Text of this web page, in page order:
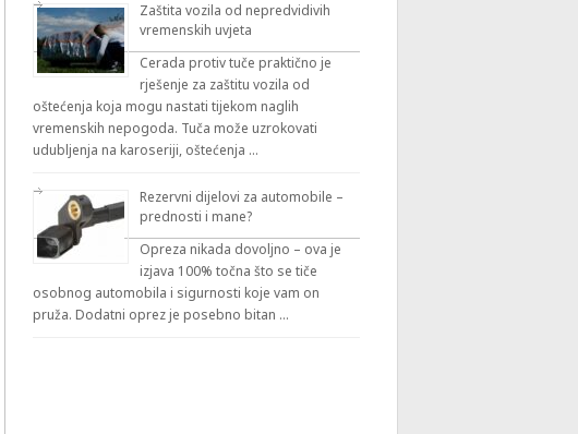
Zaštita vozila od nepredvidivih
vremenskih uvjeta
Cerada protiv tuče praktično je
rješenje za zaštitu vozila od
oštećenja koja mogu nastati tijekom naglih
vremenskih nepogoda. Tuča može uzrokovati
udubljenja na karoseriji, oštećenja …
Rezervni dijelovi za automobile –
prednosti i mane?
Opreza nikada dovoljno – ova je
izjava 100% točna što se tiče
osobnog automobila i sigurnosti koje vam on
pruža. Dodatni oprez je posebno bitan …